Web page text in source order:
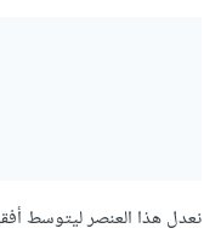
نعدل هذا العنصر ليتوسط أفقيا